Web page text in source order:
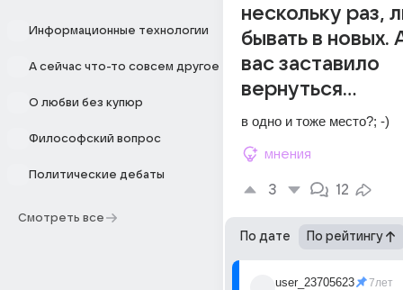
Информационные технологии
А сейчас что-то совсем другое
О любви без купюр
Философский вопрос
Политические дебаты
Смотреть все
нескольку раз,
бывать в новых.
вас заставило
вернуться...
в одно и тоже место?; -)
мнения
3 12
По дате По рейтингу
user_23705623 7лет